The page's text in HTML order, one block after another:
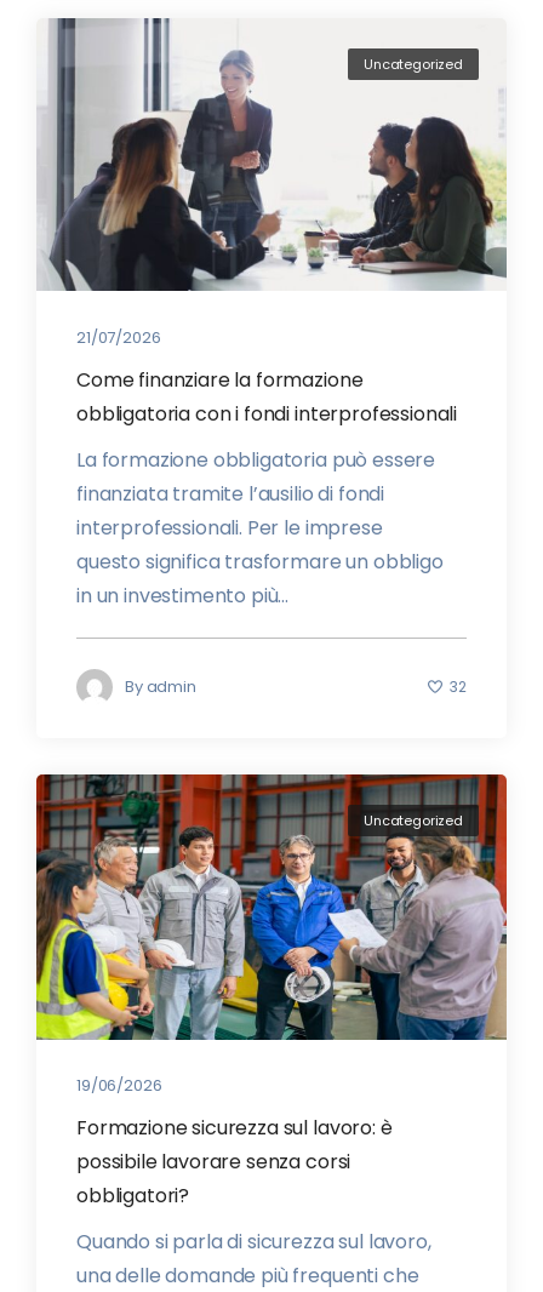
Uncategorized
21/07/2026
Come finanziare la formazione
obbligatoria con i fondi interprofessionali
La formazione obbligatoria può essere
finanziata tramite l’ausilio di fondi
interprofessionali. Per le imprese
questo significa trasformare un obbligo
in un investimento più...
Byadmin 32
Uncategorized
19/06/2026
Formazione sicurezza sul lavoro: è
possibile lavorare senza corsi
obbligatori?
Quando si parla di sicurezza sul lavoro,
una delle domande più frequenti che